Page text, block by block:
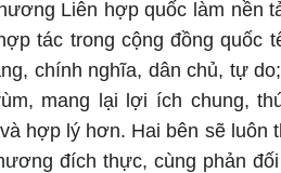
Liên hợp quốc làm nền
tác trong cộng đồng quốc
chính nghĩa, dân chủ, tự
mang lại lợi ích chung,
hợp lý hơn. Hai bên sẽ luôn
đích thực, cùng phản